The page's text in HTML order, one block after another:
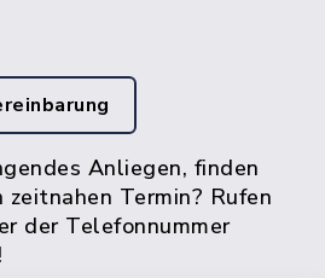
Anliegen, finden
zeitnahen Termin? Rufen
der Telefonnummer